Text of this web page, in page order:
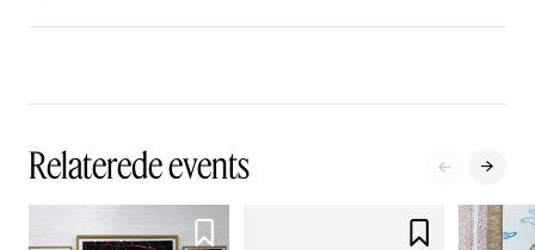
Relaterede events  
 